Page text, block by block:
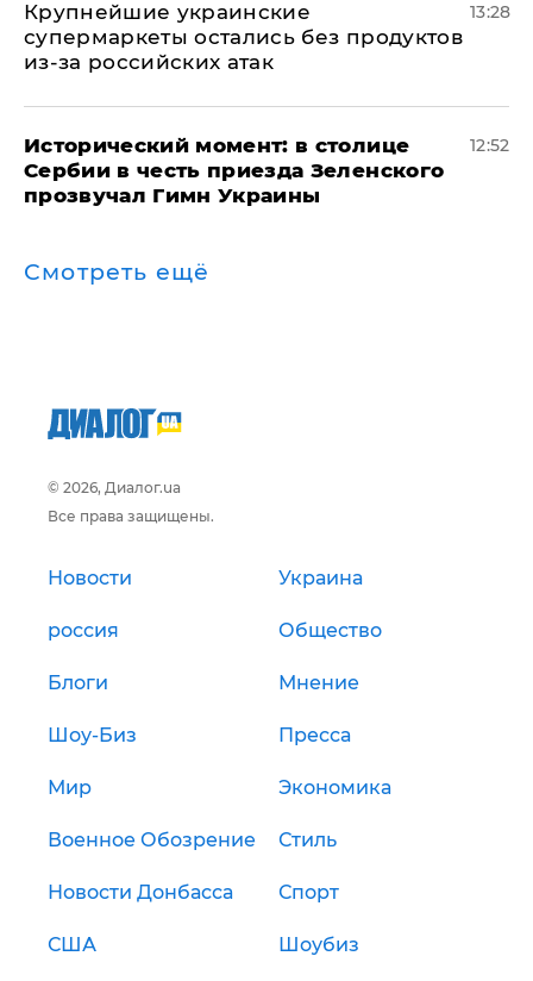
Крупнейшие украинские
супермаркеты остались без продуктов
из-за российских атак
13:28
Исторический момент: в столице
Сербии в честь приезда Зеленского
прозвучал Гимн Украины
12:52
Смотреть ещё
© 2026, Диалог.ua
Все права защищены.
Новости Украина
россия Общество
Блоги Мнение
Шоу-Биз Пресса
Мир Экономика
Военное Обозрение Стиль
Новости Донбасса Спорт
США Шоубиз